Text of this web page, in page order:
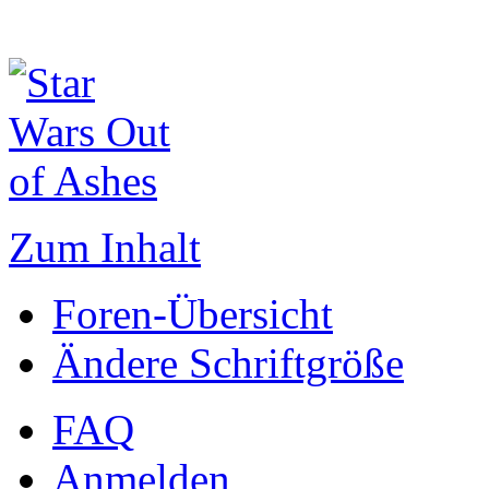
Zum Inhalt
Foren-Übersicht
Ändere Schriftgröße
FAQ
Anmelden